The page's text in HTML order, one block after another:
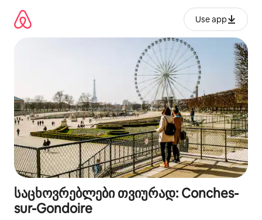
გადასვლა
Use app
საცხოვრებლები თვიურად: Conches-
sur-Gondoire